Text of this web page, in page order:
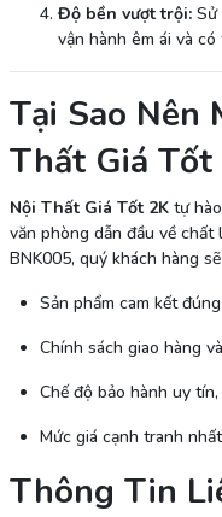
Độ bền vượt trội:Sử
vận hành êm ái và
Tại Sao Nên
Thất Giá Tốt
Nội Thất Giá Tốt 2Ktự hào
văn phòng dẫn đầu về chất
BNK005, quý khách hàng
Sản phẩm cam kết
Chính sách giao hàng
Chế độ bảo hành uy
Mức giá cạnh tranh
Thông Tin